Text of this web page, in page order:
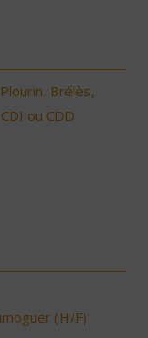
Brélès,
ou CDD
(H/F)